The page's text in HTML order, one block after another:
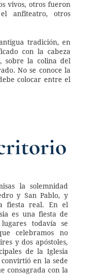
vivos, otros fueron
anfiteatro, otros
tradición, en
con la cabeza
sobre la colina del
No se conoce la
colocar entre el
la solemnidad
y San Pablo, y
fiesta real. En el
es una fiesta de
todavía se
celebramos no
y dos apóstoles,
de la Iglesia
en la sede
consagrada con la